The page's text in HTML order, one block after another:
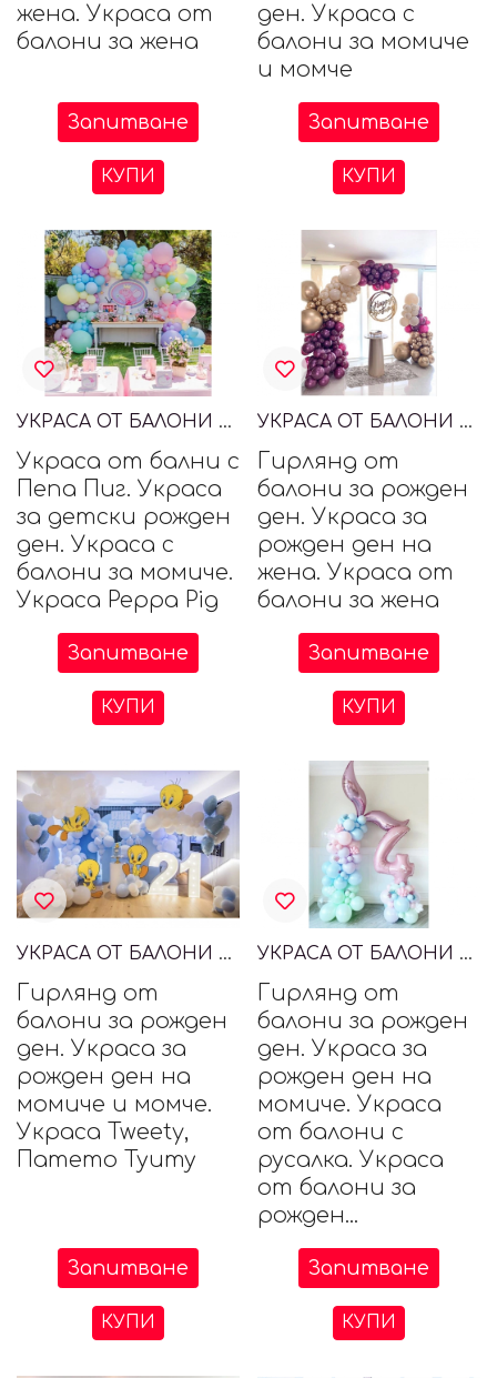
жена. Украса от
балони за жена
Запитване
КУПИ
ден. Украса с
балони за момиче
и момче
Запитване
КУПИ
УКРАСА ОТ БАЛОНИ С PEPPA PIG, ПЕПА ПИГ
Украса от бални с
Пепа Пиг. Украса
за детски рожден
ден. Украса с
балони за момиче.
Украса Peppa Pig
Запитване
КУПИ
УКРАСА ОТ БАЛОНИ ЗА РОЖДЕН ДЕН НА ЖЕНА
Гирлянд от
балони за рожден
ден. Украса за
рожден ден на
жена. Украса от
балони за жена
Запитване
КУПИ
УКРАСА ОТ БАЛОНИ С ПАТЕТО ТУИТИ, TWEETY
Гирлянд от
балони за рожден
ден. Украса за
рожден ден на
момиче и момче.
Украса Tweety,
Патето Туиту
Запитване
КУПИ
УКРАСА ОТ БАЛОНИ ЗА МОМИЧЕ С РУСАЛКА
Гирлянд от
балони за рожден
ден. Украса за
рожден ден на
момиче. Украса
от балони с
русалка. Украса
от балони за
рожден...
Запитване
КУПИ